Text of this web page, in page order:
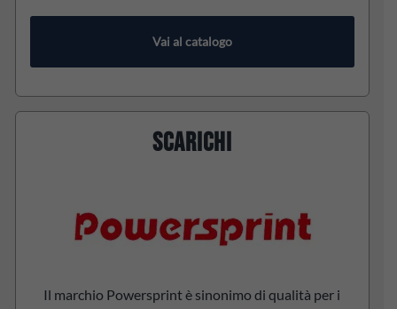
Vai al catalogo
SCARICHI
Il marchio Powersprint è sinonimo di qualità per i